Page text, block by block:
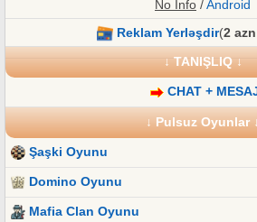
No İnfo / Android
Reklam Yerləşdir(2
↓ TANIŞLIQ ↓
CHAT +
↓ Pulsuz Oyunlar
Şaşki Oyunu
Domino Oyunu
Mafia Clan Oyunu